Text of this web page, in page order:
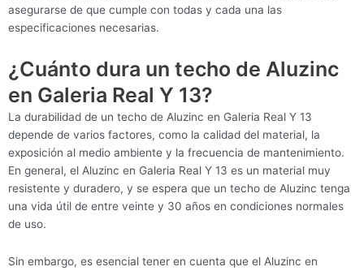
asegurarse de que cumple con todas y cada una las
especificaciones necesarias.
¿Cuánto dura un techo de Aluzinc
en Galeria Real Y 13?
La durabilidad de un techo de Aluzinc en Galeria Real Y 13
depende de varios factores, como la calidad del material, la
exposición al medio ambiente y la frecuencia de mantenimiento.
En general, el Aluzinc en Galeria Real Y 13 es un material muy
resistente y duradero, y se espera que un techo de Aluzinc tenga
una vida útil de entre veinte y 30 años en condiciones normales
de uso.
Sin embargo, es esencial tener en cuenta que el Aluzinc en